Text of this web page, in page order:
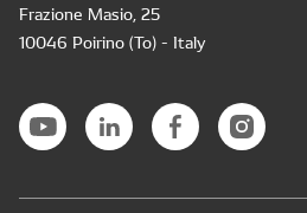
Frazione Masio, 25
10046 Poirino (To) - Italy